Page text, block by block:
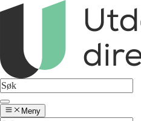
Meny